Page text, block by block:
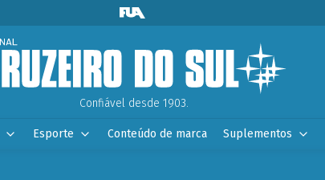
Confiável desde 1903.
Esporte Conteúdo de marca Suplementos